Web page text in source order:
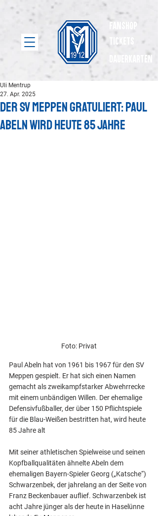
Fanshop
Tickets
dauerkarten
Der SV Meppen gratuliert: Paul
Abeln wird heute 85 Jahre
Uli Mentrup
27. Apr. 2025
Foto: Privat
Paul Abeln hat von 1961 bis 1967 für den SV
Meppen gespielt. Er hat sich einen Namen
gemacht als zweikampfstarker Abwehrrecke
mit einem unbändigen Willen. Der ehemalige
Defensivfußballer, der über 150 Pflichtspiele
für die Blau-Weißen bestritten hat, wird heute
85 Jahre alt
Mit seiner athletischen Spielweise und seinen
Kopfballqualitäten ähnelte Abeln dem
ehemaligen Bayern-Spieler Georg („Katsche“)
Schwarzenbek, der jahrelang an der Seite von
Franz Beckenbauer auflief. Schwarzenbek ist
acht Jahre jünger als der heute in Haselünne